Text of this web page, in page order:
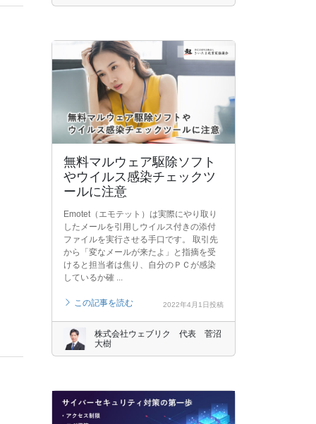
無料マルウェア駆除ソフト
やウイルス感染チェックツ
ールに注意
Emotet（エモテット）は実際にやり取り
したメールを引用しウイルス付きの添付
ファイルを実行させる手口です。 取引先
から「変なメールが来たよ」と指摘を受
けると担当者は焦り、自分のＰＣが感染
しているか確 ...
この記事を読む 2022年4月1日投稿
株式会社ウェブリク 代表 菅沼
大樹